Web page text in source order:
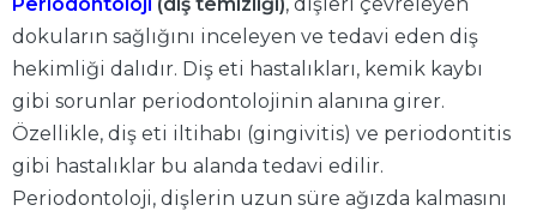
dokuların sağlığını inceleyen ve tedavi eden diş
hekimliği dalıdır. Diş eti hastalıkları, kemik kaybı
gibi sorunlar periodontolojinin alanına girer.
Özellikle, diş eti iltihabı (gingivitis) ve periodontitis
gibi hastalıklar bu alanda tedavi edilir.
Periodontoloji, dişlerin uzun süre ağızda kalmasını